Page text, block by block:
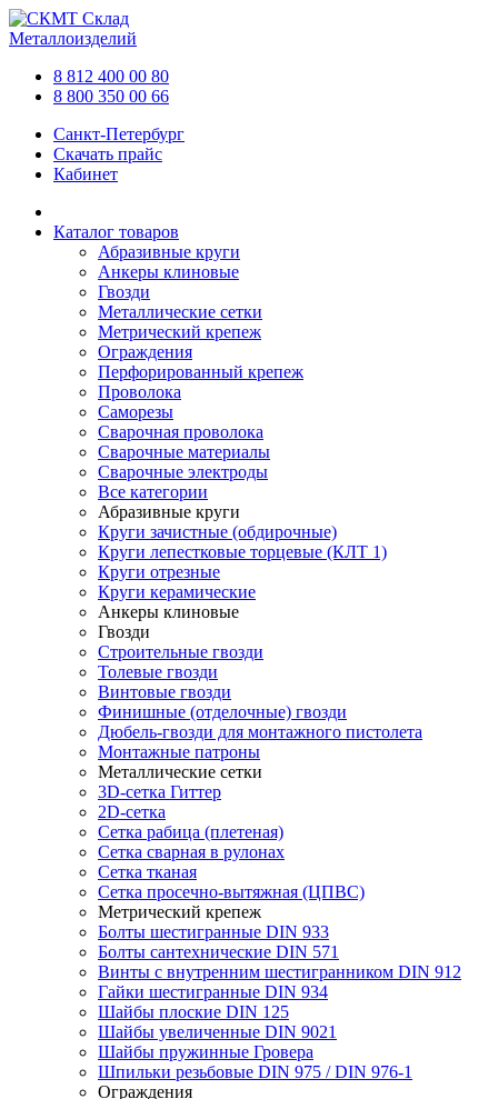
Склад
Металлоизделий
8 812 400 00 80
8 800 350 00 66
Санкт-Петербург
Скачать прайс
Кабинет
Каталог товаров
Абразивные круги
Анкеры клиновые
Гвозди
Металлические сетки
Метрический крепеж
Ограждения
Перфорированный крепеж
Проволока
Саморезы
Сварочная проволока
Сварочные материалы
Сварочные электроды
Все категории
Абразивные круги
Круги зачистные (обдирочные)
Круги лепестковые торцевые (КЛТ 1)
Круги отрезные
Круги керамические
Анкеры клиновые
Гвозди
Строительные гвозди
Толевые гвозди
Винтовые гвозди
Финишные (отделочные) гвозди
Дюбель-гвозди для монтажного пистолета
Монтажные патроны
Металлические сетки
3D-сетка Гиттер
2D-сетка
Сетка рабица (плетеная)
Сетка сварная в рулонах
Сетка тканая
Сетка просечно-вытяжная (ЦПВС)
Метрический крепеж
Болты шестигранные DIN 933
Болты сантехнические DIN 571
Винты с внутренним шестигранником DIN 912
Гайки шестигранные DIN 934
Шайбы плоские DIN 125
Шайбы увеличенные DIN 9021
Шайбы пружинные Гровера
Шпильки резьбовые DIN 975 / DIN 976-1
Ограждения